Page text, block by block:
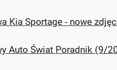
Kia Sportage - nowe
Auto Świat Poradnik (9/